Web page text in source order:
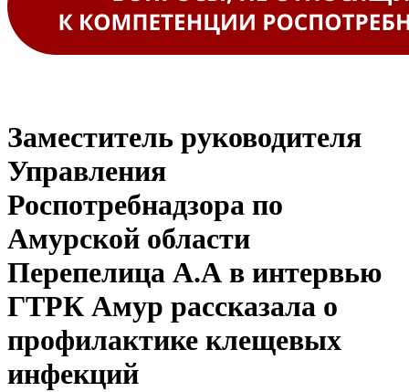
Заместитель руководителя
Управления
Роспотребнадзора по
Амурской области
Перепелица А.А в интервью
ГТРК Амур рассказала о
профилактике клещевых
инфекций